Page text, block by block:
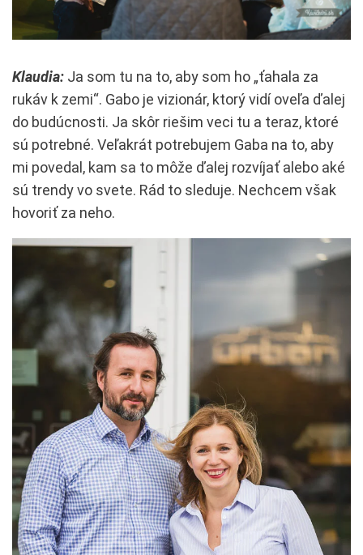
Klaudia: Ja som tu na to, aby som ho „ťahala za
rukáv k zemi“. Gabo je vizionár, ktorý vidí oveľa ďalej
do budúcnosti. Ja skôr riešim veci tu a teraz, ktoré
sú potrebné. Veľakrát potrebujem Gaba na to, aby
mi povedal, kam sa to môže ďalej rozvíjať alebo aké
sú trendy vo svete. Rád to sleduje. Nechcem však
hovoriť za neho.